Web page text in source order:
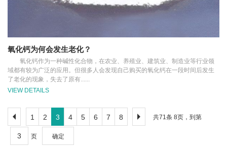
氧化钙为何会发生老化？
氧化钙作为一种碱性化合物，在农业、养殖业、建筑业、制造业等行业领
域都有较为广泛的应用。但很多人会发现自己购买的氧化钙在一段时间后发生
了老化的现象，失去了原有......
VIEW DETAILS
1 2 3 4 5 6 7 8 共71条 8页，到第
页 确定